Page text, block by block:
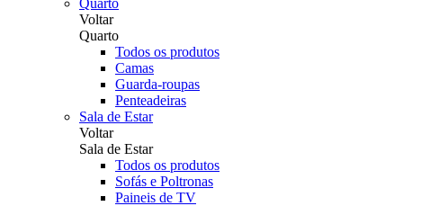
Quarto
Voltar
Quarto
Todos os produtos
Camas
Guarda-roupas
Penteadeiras
Sala de Estar
Voltar
Sala de Estar
Todos os produtos
Sofás e Poltronas
Paineis de TV